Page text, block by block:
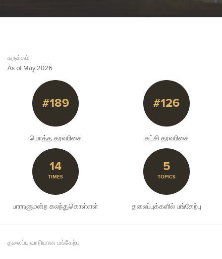
சுருக்கம்
As of May 2026
#189
மொத்த தரவரிசை
#126
கட்சி தரவரிசை
14
TIMES
பாராளுமன்ற கலந்துகொள்ளள்
5
TOPICS
தலைப்புக்களில் பங்கேற்பு
தலைப்பு வாரியான பங்கேற்பு